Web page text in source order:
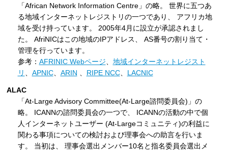
「African Network Information Centre」の略。 世界に五つあ
る地域インターネットレジストリの一つであり、 アフリカ地
域を受け持っています。 2005年4月に設立が承認されまし
た。 AfriNICはこの地域のIPアドレス、 AS番号の割り当て・
管理を行っています。
参考： AFRINIC Webページ、 地域インターネットレジスト
リ 、 APNIC、 ARIN 、 RIPE NCC、 LACNIC
ALAC
「At-Large Advisory Committee(At-Large諮問委員会)」の
略。 ICANNの諮問委員会の一つで、 ICANNの活動の中で個
人インターネットユーザー (At-Largeコミュニティ)の利益に
関わる事項についての検討および理事会への助言を行いま
す。 当初は、 理事会選出メンバー10名と指名委員会選出メ